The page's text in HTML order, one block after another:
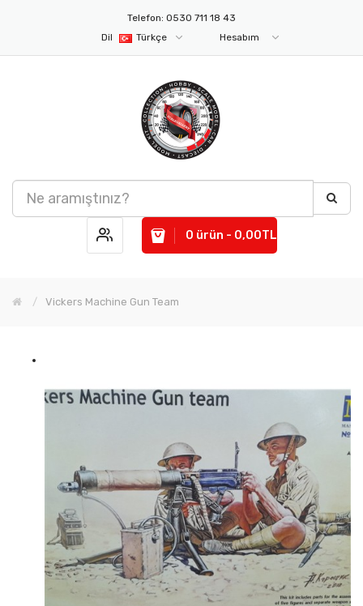
Telefon: 0530 711 18 43
Dil
Türkçe Hesabım
0 ürün - 0,00TL
Vickers Machine Gun Team